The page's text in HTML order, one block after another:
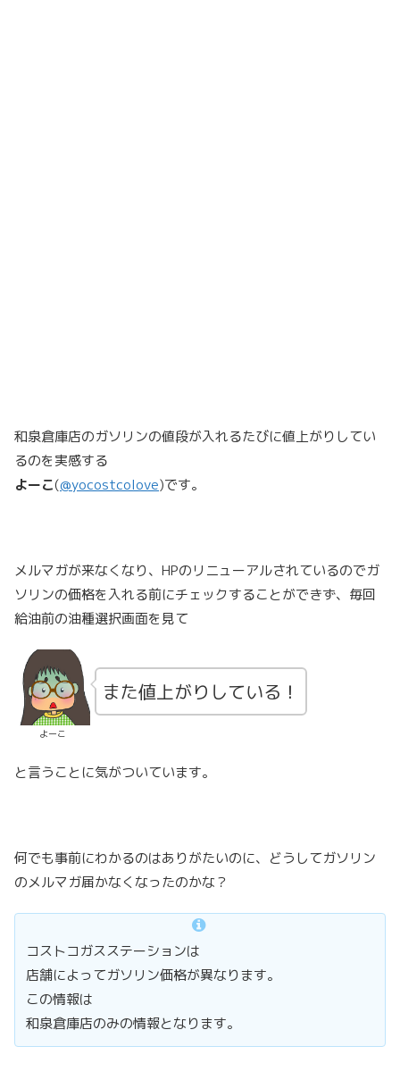
和泉倉庫店のガソリンの値段が入れるたびに値上がりしてい
るのを実感する
よーこ(@yocostcolove)です。
メルマガが来なくなり、HPのリニューアルされているのでガ
ソリンの価格を入れる前にチェックすることができず、毎回
給油前の油種選択画面を見て
よーこ
また値上がりしている！
と言うことに気がついています。
何でも事前にわかるのはありがたいのに、どうしてガソリン
のメルマガ届かなくなったのかな？
コストコガスステーションは
店舗によってガソリン価格が異なります。
この情報は
和泉倉庫店のみの情報となります。